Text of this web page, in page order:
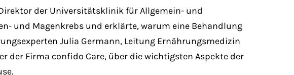
der Universitätsklinik für Allgemein- und
und Magenkrebs und erklärte, warum eine Behandlung
Julia Germann, Leitung Ernährungsmedizin
der Firma confido Care, über die wichtigsten Aspekte der